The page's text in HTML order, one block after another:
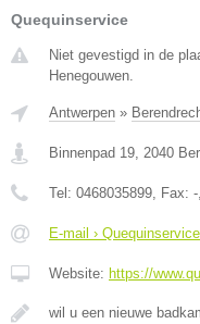
Quequinservice
Niet gevestigd in de
Henegouwen.
Antwerpen »
Binnenpad 19, 2040
Tel: 0468035899, Fax: -
E-mail › Quequinservice
Website: https://
wil u een nieuwe